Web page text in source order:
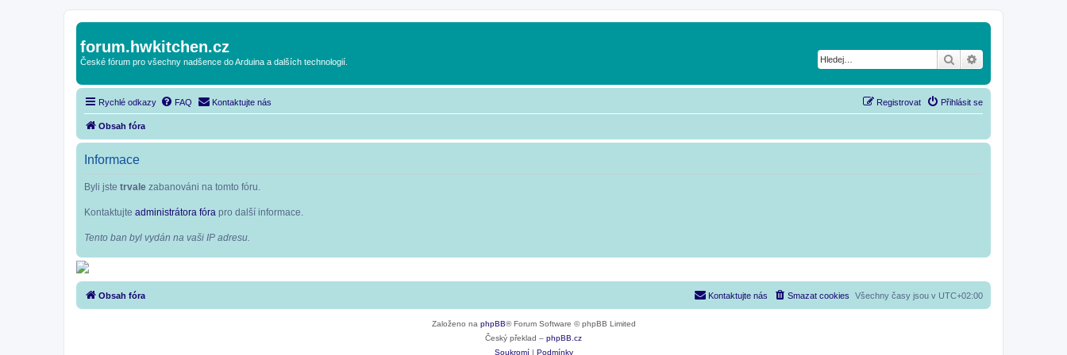
forum.hwkitchen.cz
České fórum pro všechny nadšence do Arduina a dalších technologií. Hledat
Rychlé odkazy FAQ Kontaktujte nás Přihlásit se
Registrovat
Obsah fóra
Informace
Byli jste trvale zabanováni na tomto fóru.
Kontaktujte administrátora fóra pro další informace.
Tento ban byl vydán na vaši IP adresu.
Obsah fóra Všechny časy jsou v UTC+02:00
Smazat cookies
Kontaktujte nás
Založeno na phpBB® Forum Software © phpBB Limited
Český překlad – phpBB.cz
Soukromí| Podmínky